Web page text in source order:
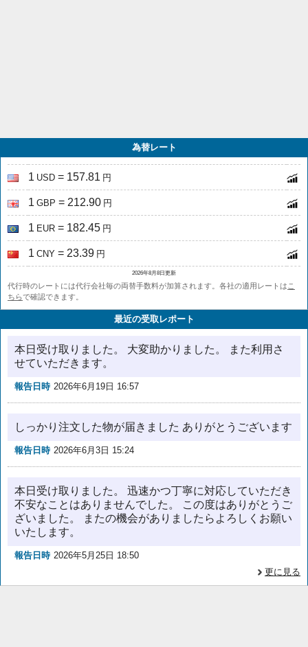
為替レート
1 USD = 157.81 円
1 GBP = 212.90 円
1 EUR = 182.45 円
1 CNY = 23.39 円
2026年8月8日更新
代行時のレートには代行会社毎の両替手数料が加算されます。各社の適用レートはこ
ちらで確認できます。
最近の受取レポート
本日受け取りました。 大変助かりました。 また利用さ
せていただきます。
報告日時 2026年6月19日 16:57
しっかり注文した物が届きました ありがとうございます
報告日時 2026年6月3日 15:24
本日受け取りました。 迅速かつ丁寧に対応していただき
不安なことはありませんでした。 この度はありがとうご
ざいました。 またの機会がありましたらよろしくお願い
いたします。
報告日時 2026年5月25日 18:50
更に見る